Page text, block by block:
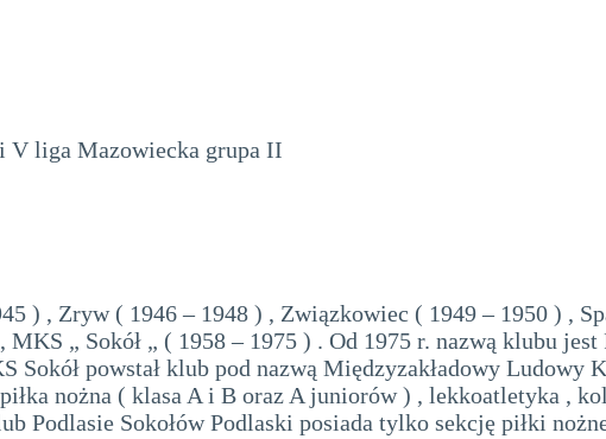
V liga Mazowiecka grupa II
) , Zryw ( 1946 – 1948 ) , Związkowiec ( 1949 – 1950 ) ,
„ Sokół „ ( 1958 – 1975 ) . Od 1975 r. nazwą klubu jest
Sokół powstał klub pod nazwą Międzyzakładowy Ludowy
nożna ( klasa A i B oraz A juniorów ) , lekkoatletyka ,
Podlasie Sokołów Podlaski posiada tylko sekcję piłki